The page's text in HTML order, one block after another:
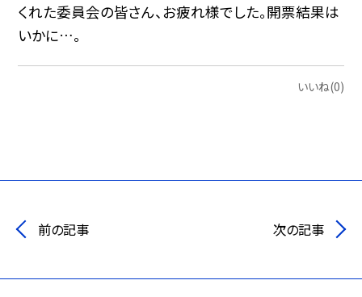
くれた委員会の皆さん、お疲れ様でした。開票結果は
いかに…。
いいね(0)
前の記事 次の記事